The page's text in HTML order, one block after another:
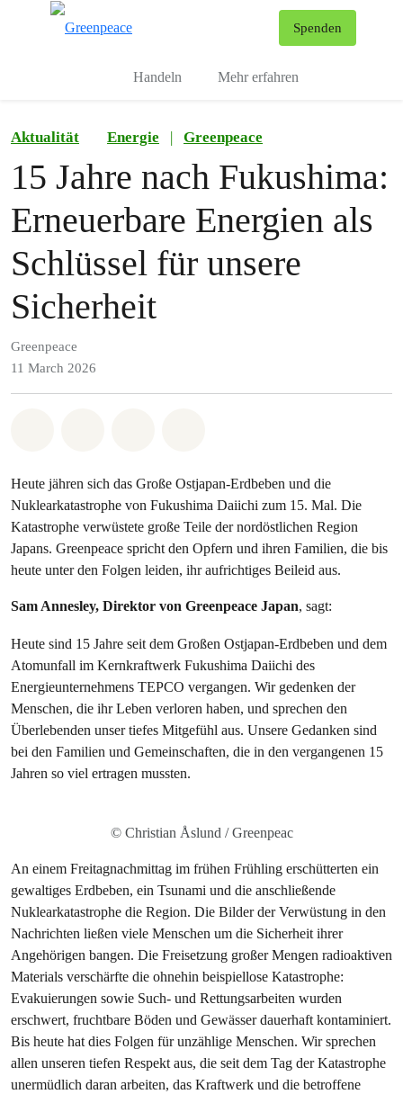
Spenden
Handeln Mehr erfahren
Aktualität Energie | Greenpeace
15 Jahre nach Fukushima:
Erneuerbare Energien als
Schlüssel für unsere
Sicherheit
Greenpeace
11 March 2026
Heute jähren sich das Große Ostjapan-Erdbeben und die
Nuklearkatastrophe von Fukushima Daiichi zum 15. Mal. Die
Katastrophe verwüstete große Teile der nordöstlichen Region
Japans. Greenpeace spricht den Opfern und ihren Familien, die bis
heute unter den Folgen leiden, ihr aufrichtiges Beileid aus.
Sam Annesley, Direktor von Greenpeace Japan, sagt:
Heute sind 15 Jahre seit dem Großen Ostjapan-Erdbeben und dem
Atomunfall im Kernkraftwerk Fukushima Daiichi des
Energieunternehmens TEPCO vergangen. Wir gedenken der
Menschen, die ihr Leben verloren haben, und sprechen den
Überlebenden unser tiefes Mitgefühl aus. Unsere Gedanken sind
bei den Familien und Gemeinschaften, die in den vergangenen 15
Jahren so viel ertragen mussten.
© Christian Åslund / Greenpeac
An einem Freitagnachmittag im frühen Frühling erschütterten ein
gewaltiges Erdbeben, ein Tsunami und die anschließende
Nuklearkatastrophe die Region. Die Bilder der Verwüstung in den
Nachrichten ließen viele Menschen um die Sicherheit ihrer
Angehörigen bangen. Die Freisetzung großer Mengen radioaktiven
Materials verschärfte die ohnehin beispiellose Katastrophe:
Evakuierungen sowie Such- und Rettungsarbeiten wurden
erschwert, fruchtbare Böden und Gewässer dauerhaft kontaminiert.
Bis heute hat dies Folgen für unzählige Menschen. Wir sprechen
allen unseren tiefen Respekt aus, die seit dem Tag der Katastrophe
unermüdlich daran arbeiten, das Kraftwerk und die betroffene